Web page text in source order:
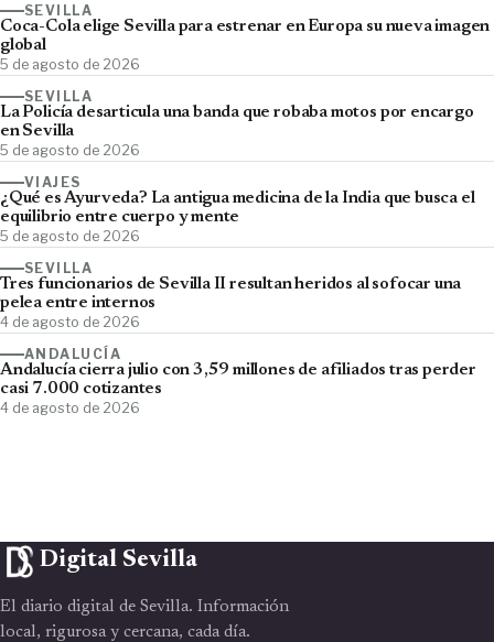
SEVILLA
Coca-Cola elige Sevilla para estrenar en Europa su nueva imagen
global
5 de agosto de 2026
SEVILLA
La Policía desarticula una banda que robaba motos por encargo
en Sevilla
5 de agosto de 2026
VIAJES
¿Qué es Ayurveda? La antigua medicina de la India que busca el
equilibrio entre cuerpo y mente
5 de agosto de 2026
SEVILLA
Tres funcionarios de Sevilla II resultan heridos al sofocar una
pelea entre internos
4 de agosto de 2026
ANDALUCÍA
Andalucía cierra julio con 3,59 millones de afiliados tras perder
casi 7.000 cotizantes
4 de agosto de 2026
Digital Sevilla
El diario digital de Sevilla. Información
local, rigurosa y cercana, cada día.